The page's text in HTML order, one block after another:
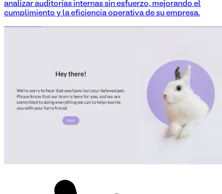
analizar auditorías internas sin esfuerzo, mejorando el
cumplimiento y la eficiencia operativa de su empresa.